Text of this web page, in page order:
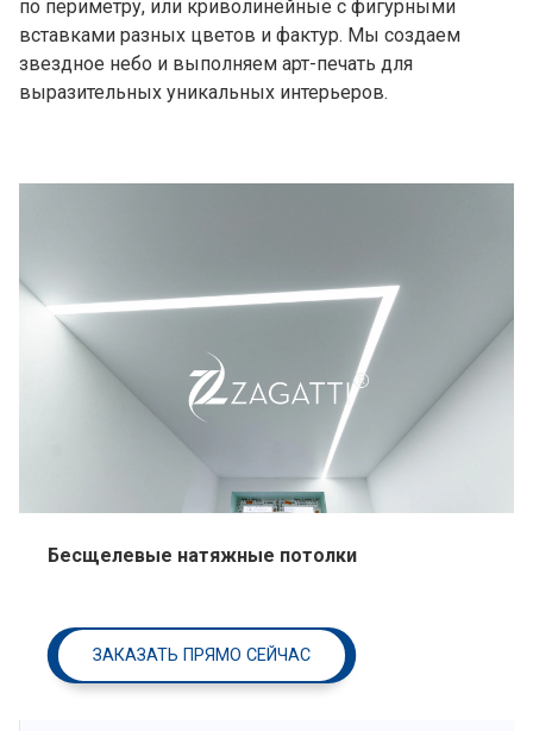
по периметру, или криволинейные с фигурными
вставками разных цветов и фактур. Мы создаем
звездное небо и выполняем арт-печать для
выразительных уникальных интерьеров.
Бесщелевые натяжные потолки
ЗАКАЗАТЬ ПРЯМО СЕЙЧАС